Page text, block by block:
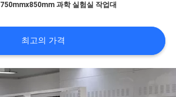
750mmx850mm 과학 실험실 작업대
최고의 가격